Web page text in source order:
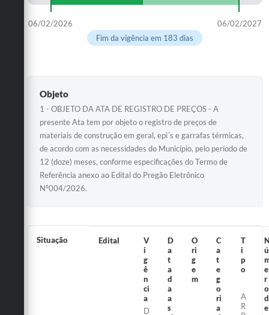
06/02/2026
06/02/2027
Fim da vigência em 183 dias
Objeto
1 - OBJETO DA ATA DE REGISTRO DE PREÇOS - A
presente Ata tem por objeto o registro de preços de
materiais de construção em geral, epi´s e garrafas térmicas,
de acordo com as necessidades do Município, pelo período de
12 (doze) meses, conforme especificações do Termo de
Referência anexo ao Edital do Pregão Eletrônico
Nº004/2026.
Situação Edital
V
i
g
ê
n
ci
a
D
D
a
t
a
d
a
a
s
O
ri
g
e
m
C
a
t
e
g
o
ri
a
T
i
p
o
A
R
ú
e
r
o
d
e